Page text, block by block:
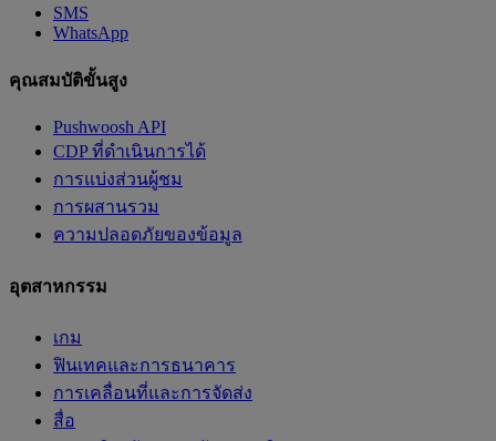
SMS
WhatsApp
คุณสมบัติขั้นสูง
Pushwoosh API
CDP ที่ดำเนินการได้
การแบ่งส่วนผู้ชม
การผสานรวม
ความปลอดภัยของข้อมูล
อุตสาหกรรม
เกม
ฟินเทคและการธนาคาร
การเคลื่อนที่และการจัดส่ง
สื่อ